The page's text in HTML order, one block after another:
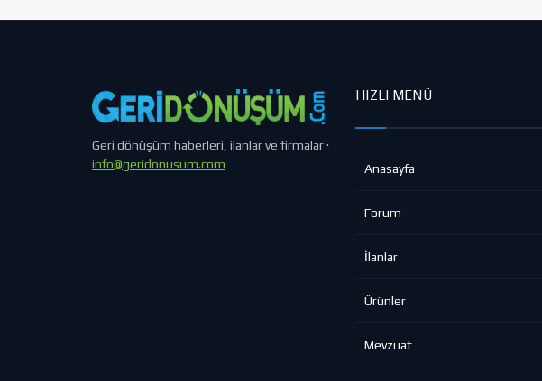
Geri dönüşüm haberleri, ilanlar ve firmalar ·
info@geridonusum.com
HIZLI MENÜ
Anasayfa
Forum
İlanlar
Ürünler
Mevzuat